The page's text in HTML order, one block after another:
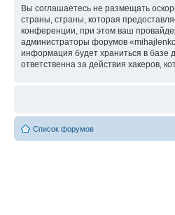
Вы соглашаетесь не размещать
страны, страны, которая
конференции, при этом ваш
администраторы форумов
информация будет храниться в
ответственна за действия хакеров,
Список форумов